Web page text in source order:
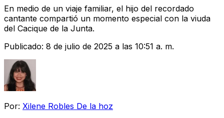
En medio de un viaje familiar, el hijo del recordado
cantante compartió un momento especial con la viuda
del Cacique de la Junta.
Publicado: 8 de julio de 2025 a las 10:51 a. m.
Por: Xilene Robles De la hoz